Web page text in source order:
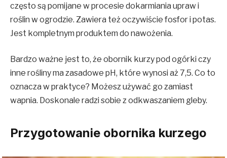
często są pomijane w procesie dokarmiania upraw i
roślin w ogrodzie. Zawiera też oczywiście fosfor i potas.
Jest kompletnym produktem do nawożenia.
Bardzo ważne jest to, że obornik kurzy pod ogórki czy
inne rośliny ma zasadowe pH, które wynosi aż 7,5. Co to
oznacza w praktyce? Możesz używać go zamiast
wapnia. Doskonale radzi sobie z odkwaszaniem gleby.
Przygotowanie obornika kurzego